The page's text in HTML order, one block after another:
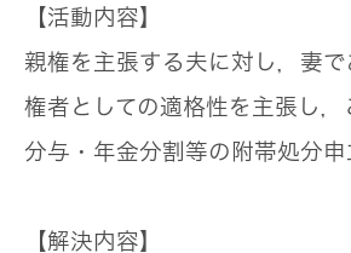
【活動内容】
親権を主張する夫に対し，妻
権者としての適格性を主張し，
分与・年金分割等の附帯処分申
【解決内容】